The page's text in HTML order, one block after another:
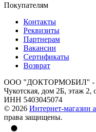
Покупателям
Контакты
Реквизиты
Партнерам
Вакансии
Сертификаты
Возврат
ООО "ДОКТОРМОБИЛ" -
Чукотская, дом 2Б, этаж
ИНН 5403045074
© 2026 Интернет-магазин
права защищены.